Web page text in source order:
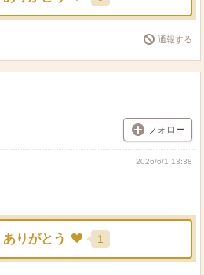
通報する
フォロー
2026/6/1 13:38
ありがとう 1